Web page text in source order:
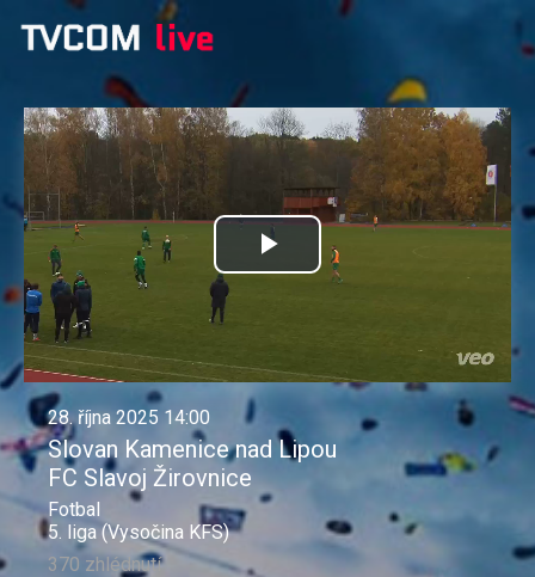
Přehrát
28. října 2025 14:00
Slovan Kamenice nad Lipou
FC Slavoj Žirovnice
Fotbal
5. liga (Vysočina KFS)
370 zhlédnutí